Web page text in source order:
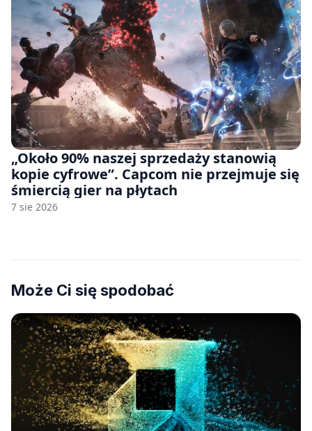
„Około 90% naszej sprzedaży stanowią
kopie cyfrowe”. Capcom nie przejmuje się
śmiercią gier na płytach
7 sie 2026
Może Ci się spodobać